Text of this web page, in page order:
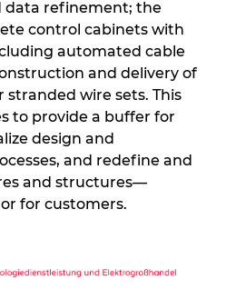
data refinement; the
control cabinets with
automated cable
and delivery of
stranded wire sets. This
to provide a buffer for
design and
and redefine and
and structures—
for customers.